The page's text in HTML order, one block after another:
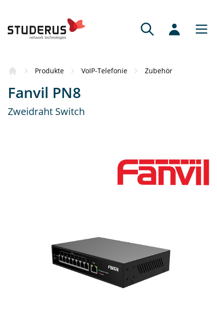
Produkte VoIP-Telefonie Zubehör
Fanvil PN8
Zweidraht Switch